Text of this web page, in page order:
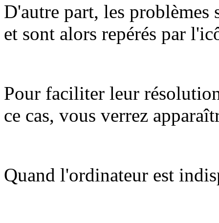
D'autre part, les problèmes
et sont alors repérés par
Pour faciliter leur
ce cas, vous verrez
Quand l'ordinateur est